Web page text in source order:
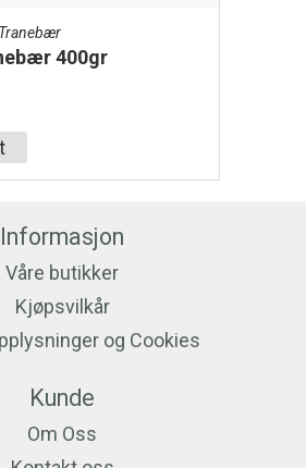
400gr
Informasjon
Våre butikker
Kjøpsvilkår
og Cookies
Kunde
Om Oss